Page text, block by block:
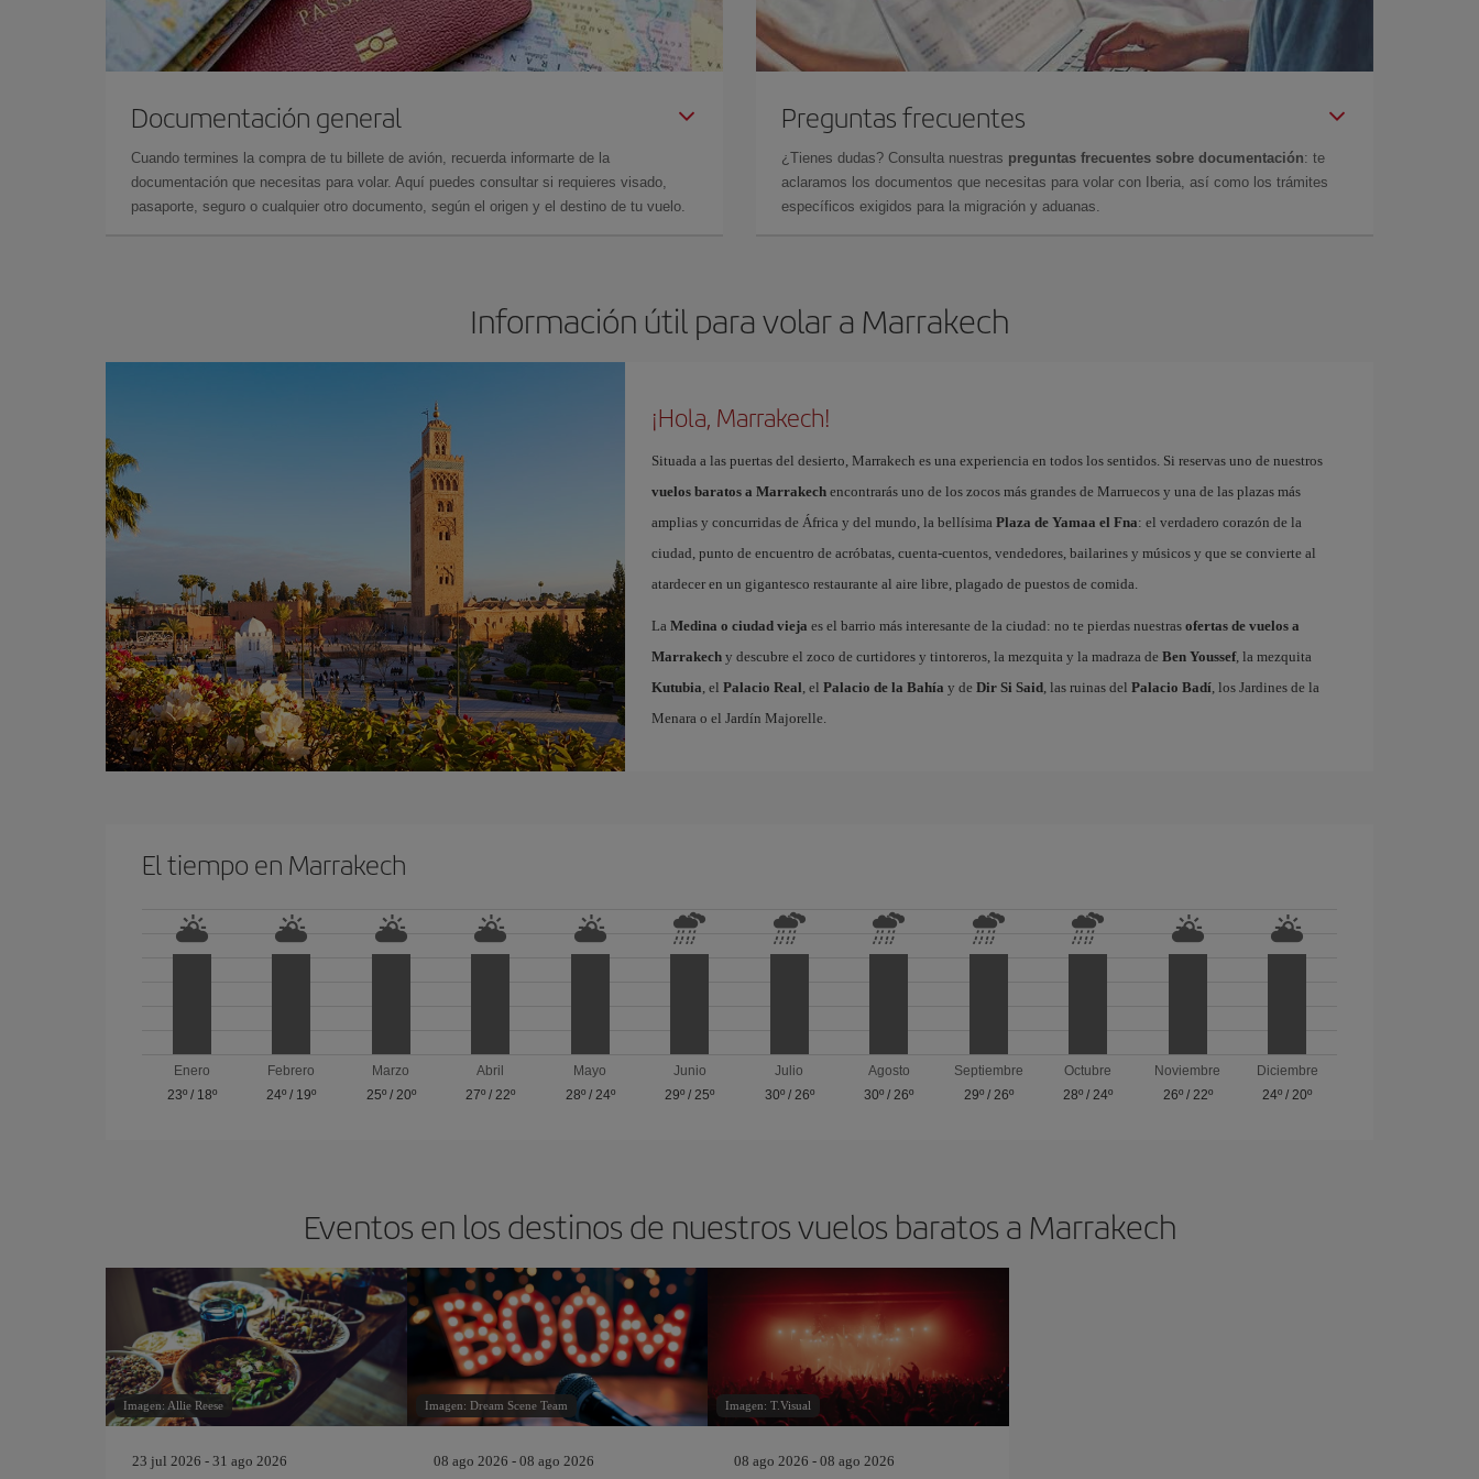
Documentación general
Cuando termines la compra de tu billete de avión, recuerda informarte de la
documentación que necesitas para volar. Aquí puedes consultar si requieres visado,
pasaporte, seguro o cualquier otro documento, según el origen y el destino de tu vuelo.
Preguntas frecuentes
¿Tienes dudas? Consulta nuestras preguntas frecuentes sobre documentación: te
aclaramos los documentos que necesitas para volar con Iberia, así como los trámites
específicos exigidos para la migración y aduanas.
Información útil para volar a Marrakech
¡Hola, Marrakech!
Situada a las puertas del desierto, Marrakech es una experiencia en todos los sentidos. Si reservas uno de nuestros
vuelos baratos a Marrakechencontrarás uno de los zocos más grandes de Marruecos y una de las plazas más
amplias y concurridas de África y del mundo, la bellísima Plaza de Yamaa el Fna: el verdadero corazón de la
ciudad, punto de encuentro de acróbatas, cuenta-cuentos, vendedores, bailarines y músicos y que se convierte al
atardecer en un gigantesco restaurante al aire libre, plagado de puestos de comida.
La Medina o ciudad vieja es el barrio más interesante de la ciudad: no te pierdas nuestras ofertas de vuelos a
Marrakechy descubre el zoco de curtidores y tintoreros, la mezquita y la madraza de Ben Youssef, la mezquita
Kutubia, el Palacio Real, el Palacio de la Bahía y de Dir Si Said, las ruinas del Palacio Badí, los Jardines de la
Menara o el Jardín Majorelle.
El tiempo en Marrakech
Enero
23º/ 18º
Febrero
24º / 19º
Marzo
25º/ 20º
Abril
27º /22º
Mayo
28º/ 24º
Junio
29º /25º
Julio
30º/ 26º
Agosto
30º /26º
Septiembre
29º/ 26º
Octubre
28º /24º
Noviembre
26º/ 22º
Diciembre
24º /20º
Eventos en los destinos de nuestros vuelos baratos a Marrakech
Imagen: Allie Reese
23 jul 2026 - 31 ago 2026
Imagen: Dream Scene Team
08 ago 2026 - 08 ago 2026
Imagen: T.Visual
08 ago 2026 - 08 ago 2026